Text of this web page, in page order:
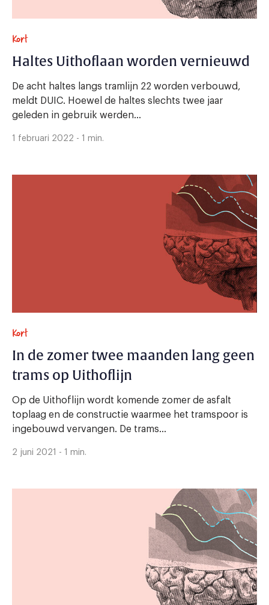
Kort
Haltes Uithoflaan worden vernieuwd
De acht haltes langs tramlijn 22 worden verbouwd,
meldt DUIC. Hoewel de haltes slechts twee jaar
geleden in gebruik werden...
1 februari 2022 - 1 min.
Kort
In de zomer twee maanden lang geen
trams op Uithoflijn
Op de Uithoflijn wordt komende zomer de asfalt
toplaag en de constructie waarmee het tramspoor is
ingebouwd vervangen. De trams...
2 juni 2021 - 1 min.